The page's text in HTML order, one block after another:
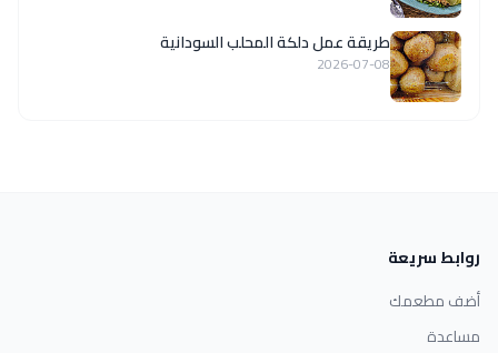
طريقة عمل دلكة المحلب السودانية
2026-07-08
روابط سريعة
أضف مطعمك
مساعدة